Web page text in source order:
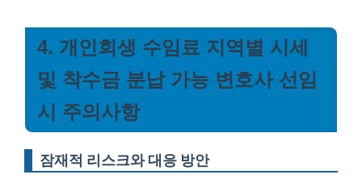
4. 개인회생 수임료 지역별 시세
및 착수금 분납 가능 변호사 선임
시 주의사항
잠재적 리스크와 대응 방안